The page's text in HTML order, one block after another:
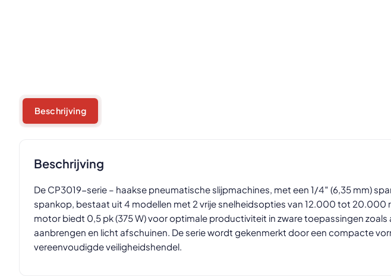
Beschrijving
Beschrijving
De CP3019-serie – haakse pneumatische slijpmachines, met een 1/4″ (6,35 mm)
spankop, bestaat uit 4 modellen met 2 vrije snelheidsopties van 12.000 tot 20.000
motor biedt 0,5 pk (375 W) voor optimale productiviteit in zware toepassingen
aanbrengen en licht afschuinen. De serie wordt gekenmerkt door een compacte
vereenvoudigde veiligheidshendel.